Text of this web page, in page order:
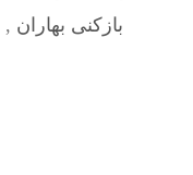
بازکنی بهاران ,